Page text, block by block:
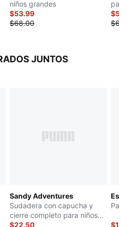
niños grandes
$53.99
$68.00
JUNTOS
Sandy Adventures
Sudadera con capucha y
cierre completo para niños
pequeños
$22.50